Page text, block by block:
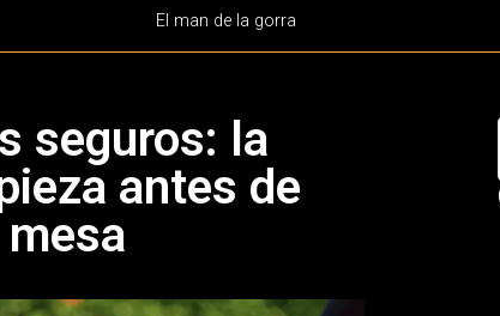
El man de la gorra
seguros: la
antes de